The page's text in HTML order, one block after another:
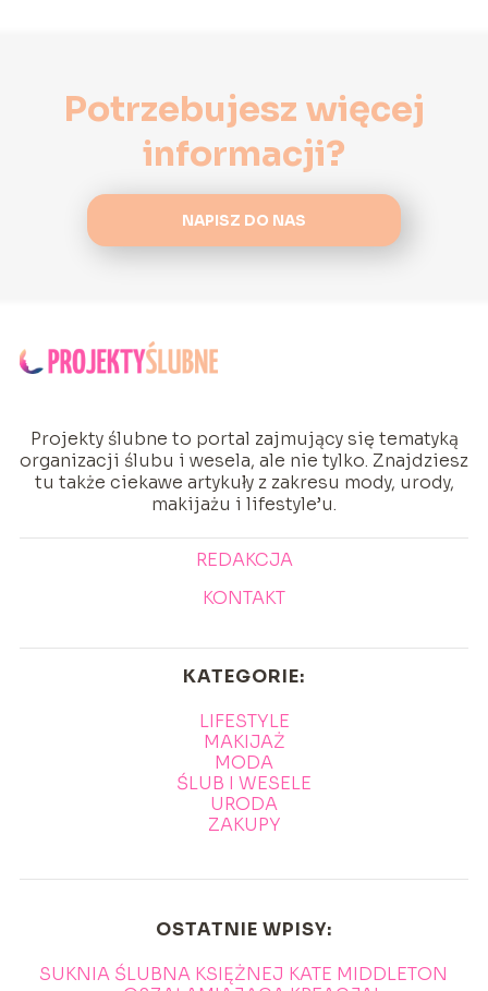
Potrzebujesz więcej
informacji?
NAPISZ DO NAS
Projekty ślubne to portal zajmujący się tematyką
organizacji ślubu i wesela, ale nie tylko. Znajdziesz
tu także ciekawe artykuły z zakresu mody, urody,
makijażu i lifestyle’u.
REDAKCJA
KONTAKT
KATEGORIE:
LIFESTYLE
MAKIJAŻ
MODA
ŚLUB I WESELE
URODA
ZAKUPY
OSTATNIE WPISY:
SUKNIA ŚLUBNA KSIĘŻNEJ KATE MIDDLETON